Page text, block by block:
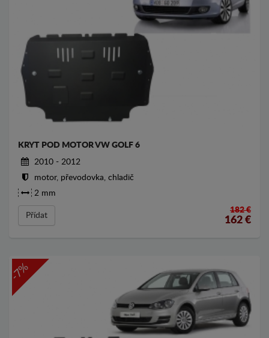
KRYT POD MOTOR VW GOLF 6
2010 - 2012
motor, převodovka, chladič
2 mm
Přídat
182 €
162 €
-7%